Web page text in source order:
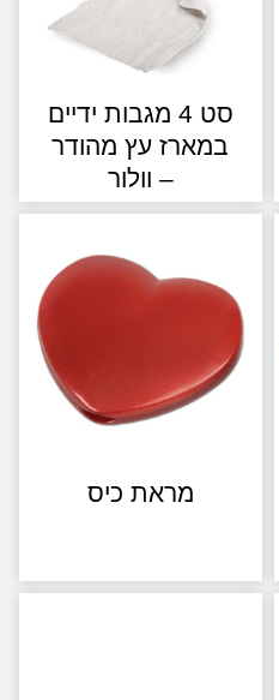
סט 4 מגבות ידיים
במארז עץ מהודר
– וולור
מראת כיס